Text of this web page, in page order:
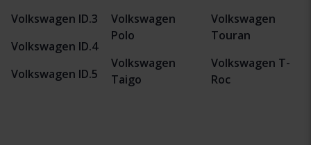
Volkswagen ID.3
Volkswagen ID.4
Volkswagen ID.5
Volkswagen
Polo
Volkswagen
Taigo
Volkswagen
Touran
Volkswagen T-
Roc